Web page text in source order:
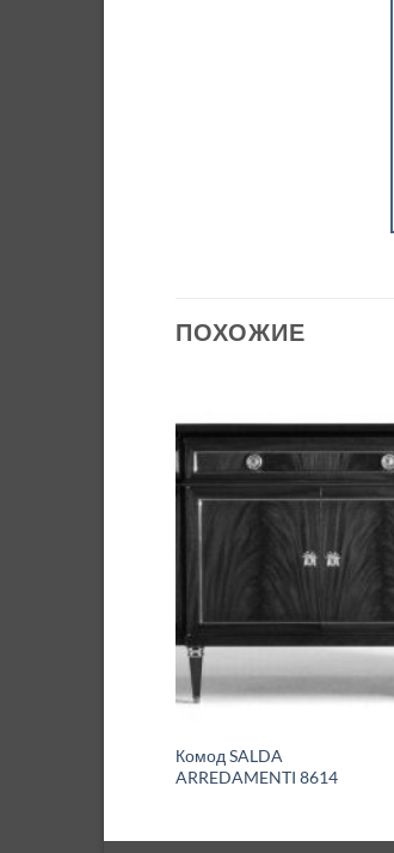
ПОХОЖИЕ
Комод SALDA
ARREDAMENTI 8614